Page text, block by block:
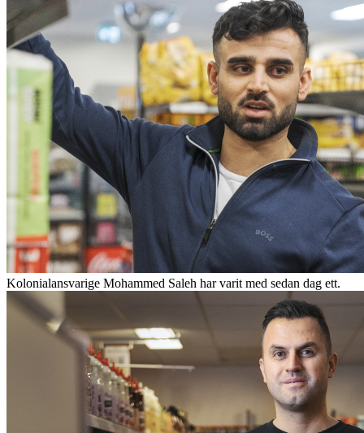
Kolonialansvarige Mohammed Saleh har varit med sedan dag ett.